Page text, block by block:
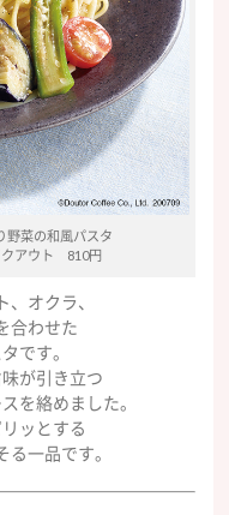
野菜の和風パスタ
アウト 810円
、オクラ、
合わせた
です。
が引き立つ
を絡めました。
ッとする
一品です。